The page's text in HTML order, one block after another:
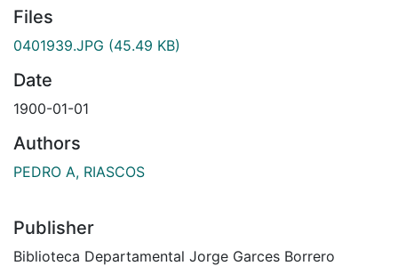
Files
0401939.JPG (45.49 KB)
Date
1900-01-01
Authors
PEDRO A, RIASCOS
Publisher
Biblioteca Departamental Jorge Garces Borrero